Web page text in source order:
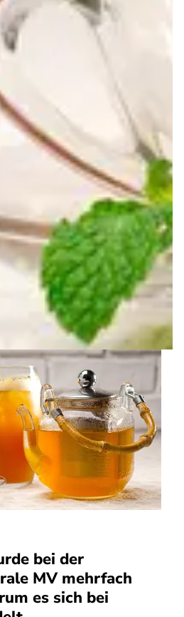
bei der
MV mehrfach
es sich bei